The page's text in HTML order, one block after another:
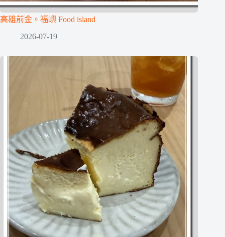
高雄前金。福嶼 Food island
2026-07-19